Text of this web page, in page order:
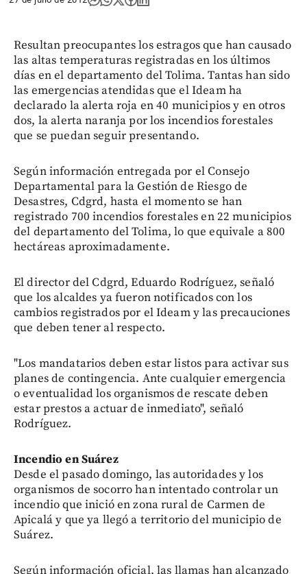
Resultan preocupantes los estragos que han causado
las altas temperaturas registradas en los últimos
días en el departamento del Tolima. Tantas han sido
las emergencias atendidas que el Ideam ha
declarado la alerta roja en 40 municipios y en otros
dos, la alerta naranja por los incendios forestales
que se puedan seguir presentando.
Según información entregada por el Consejo
Departamental para la Gestión de Riesgo de
Desastres, Cdgrd, hasta el momento se han
registrado 700 incendios forestales en 22 municipios
del departamento del Tolima, lo que equivale a 800
hectáreas aproximadamente.
El director del Cdgrd, Eduardo Rodríguez, señaló
que los alcaldes ya fueron notificados con los
cambios registrados por el Ideam y las precauciones
que deben tener al respecto.
"Los mandatarios deben estar listos para activar sus
planes de contingencia. Ante cualquier emergencia
o eventualidad los organismos de rescate deben
estar prestos a actuar de inmediato", señaló
Rodríguez.
Incendio en Suárez
Desde el pasado domingo, las autoridades y los
organismos de socorro han intentado controlar un
incendio que inició en zona rural de Carmen de
Apicalá y que ya llegó a territorio del municipio de
Suárez.
Según información oficial, las llamas han alcanzado